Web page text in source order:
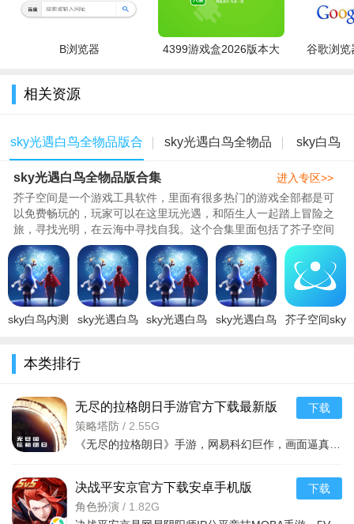
B浏览器
4399游戏盒2026版本大
谷歌浏览
相关资源
sky光遇白鸟全物品版合
集
sky光遇白鸟全物品 sky白鸟
版
sky光遇白鸟全物品版合集
芥子空间是一个游戏工具软件，里面有很多热门的游戏全部都是可
以免费畅玩的，玩家可以在这里玩光遇，和陌生人一起踏上冒险之
旅，寻找光明，在云海中寻找自我。这个合集里面包括了芥子空间
sky光遇白鸟全物品版,芥子空间sky白鸟版全物品,芥子空间sky光遇
无限蜡烛能量,芥子空间sky光遇测试服，芥子空间sky白鸟空巢版，
喜欢的小伙伴赶紧来下载吧..
进入专区>>
sky白鸟内测
v0.32.2最新
sky光遇白鸟
v0.32.2官方
sky光遇白鸟
版
sky光遇白鸟
芥子空间sky
本类排行
无尽的拉格朗日手游官方下载最新版
v1.2.1094278安卓版
策略塔防 / 2.55G
下载
决战平安京官方下载安卓手机版
v1.311.0最新版
角色扮演 / 1.82G
下载